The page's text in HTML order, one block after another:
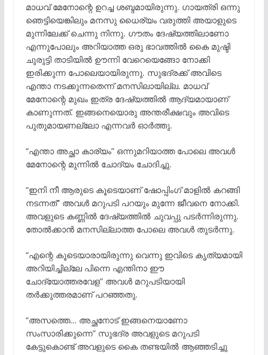
മാധവ് മേനോന്റെ ഉറച്ച ശബ്ദമായിരുന്നു. ഗായത്രി ഒന്നു
ഞെട്ടിയെങ്കിലും മനസു ധൈര്യം വരുത്തി അയാളുടെ
മുന്നിലേക്ക് ചെന്നു നിന്നു. ഗൗതം ദേഷ്യത്തിലാണോ
എന്നുപോലും അറിയാത്ത ഒരു ഭാവത്തിൽ കൈ മുഷ്ടി
ചുരുട്ടി താടിയിൽ ഊന്നി വേറെയെങ്ങോ നോക്കി
ഇരിക്കുന്ന പോലെയായിരുന്നു. സുഭദ്രക്ക് അവിടെ
എന്താ നടക്കുന്നതെന്ന് മനസിലായില്ല. മാധവ്
മേനോന്റെ മുഖം ഇത്ര ദേഷ്യത്തിൽ ആദ്യമായാണ്
കാണുന്നത്. ഇങ്ങനെയൊരു അന്തരീക്ഷവും അവിടെ
പുതുമായണല്ലോ എന്നവർ ഓർത്തു.
“എന്താ അച്ഛാ കാര്യം” ഒന്നുമറിയാത്ത പോലെ അവൾ
മേനോന്റെ മുന്നിൽ ചോദ്യം ചോദിച്ചു.
“ഇനി നീ ആരുടെ കൂടെയാണ് ഷോപ്പിംഗ് മാളിൽ കറങ്ങി
നടന്നത്” അവൾ മറുപടി പറയും മുന്നേ ജീവനെ നോക്കി.
അവളുടെ കണ്ണിൽ ദേഷ്യത്തിൽ ചുവപ്പു പടർന്നിരുന്നു.
തോൽക്കാൻ മനസില്ലാത്ത പോലെ അവൾ തുടർന്നു.
“എന്റെ കൂടെയാരായിരുന്നു വെന്നു ഇവിടെ കൃത്യമായി
അറിയിച്ചില്ലേ പിന്നെ എന്തിനാ ഈ
ചോദ്യോത്തരവേള” അവൾ മറുപടിയായി
തർക്കുത്തരമാണ് പറഞ്ഞതു.
“അസത്തെ… അച്ഛനോട് ഇങ്ങനെയാണോ
സംസാരിക്കുന്നെ” സുഭദ്ര അവളുടെ മറുപടി
കേട്ടുകൊണ്ട് അവളുടെ കൈ തണ്ടയിൽ ആഞ്ഞടിച്ചു